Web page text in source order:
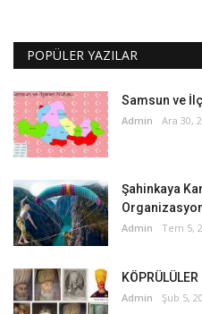
POPÜLER YAZILAR
Samsun ve
Admin Ara 30,
Şahinkaya
Admin Tem 5,
Admin Şub 5,